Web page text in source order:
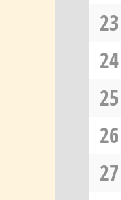
23
24
25
26
27